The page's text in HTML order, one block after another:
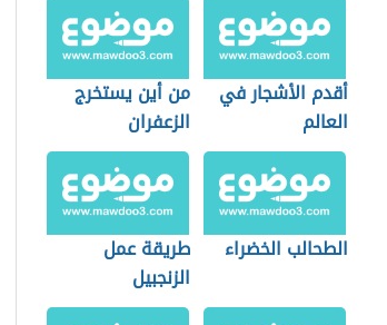
أقدم الأشجار في
العالم
من أين يستخرج
الزعفران
الطحالب الخضراء
طريقة عمل
الزنجبيل